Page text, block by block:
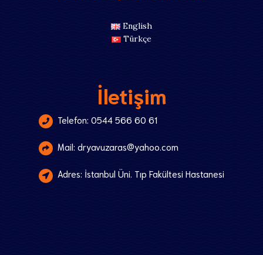
English
Türkçe
İletişim
Telefon: 0544 566 60 61
Mail: dryavuzaras@yahoo.com
Adres: İstanbul Üni. Tıp Fakültesi Hastanesi